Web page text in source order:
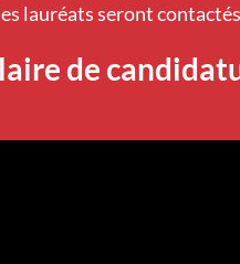
lauréats seront
de